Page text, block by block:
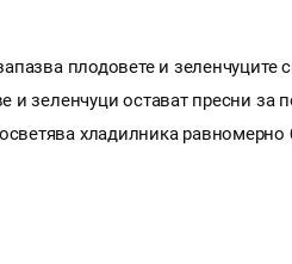
плодовете и зеленчуците
и зеленчуци остават пресни за
хладилника равномерно